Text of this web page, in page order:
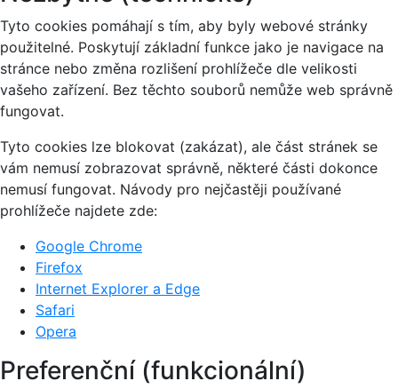
Tyto cookies pomáhají s tím, aby byly webové stránky
použitelné. Poskytují základní funkce jako je navigace na
stránce nebo změna rozlišení prohlížeče dle velikosti
vašeho zařízení. Bez těchto souborů nemůže web správně
fungovat.
Tyto cookies lze blokovat (zakázat), ale část stránek se
vám nemusí zobrazovat správně, některé části dokonce
nemusí fungovat. Návody pro nejčastěji používané
prohlížeče najdete zde:
Google Chrome
Firefox
Internet Explorer a Edge
Safari
Opera
Preferenční (funkcionální)